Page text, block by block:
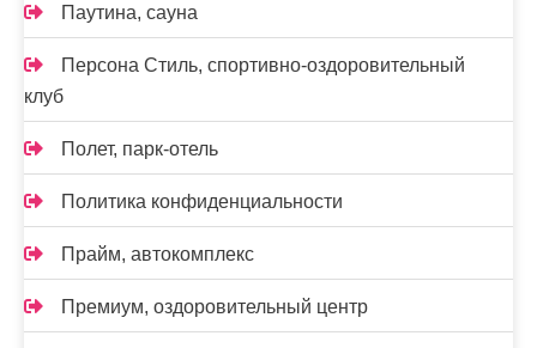
Паутина, сауна
Персона Стиль, спортивно-оздоровительный
клуб
Полет, парк-отель
Политика конфиденциальности
Прайм, автокомплекс
Премиум, оздоровительный центр